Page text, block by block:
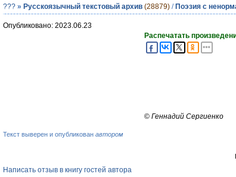
??? » Русскоязычный текстовый архив (28879) / Поэзия с
Опубликовано: 2023.06.23
Распечатать
© Геннадий Сергиенко
Текст выверен и опубликован автором
Написать отзыв в книгу гостей автора